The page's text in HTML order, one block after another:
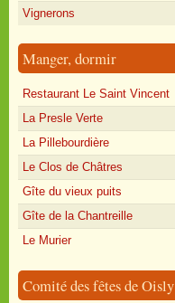
Vignerons
Manger, dormir
Restaurant Le Saint Vincent
La Presle Verte
La Pillebourdière
Le Clos de Châtres
Gîte du vieux puits
Gîte de la Chantreille
Le Murier
Comité des fêtes de Oisly